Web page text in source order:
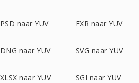
PSD naar YUV EXR naar YUV
DNG naar YUV SVG naar YUV
XLSX naar YUV SGI naar YUV